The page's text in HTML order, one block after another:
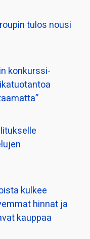
tulos nousi
konkurssi­
kulkee
hinnat ja
kauppaa